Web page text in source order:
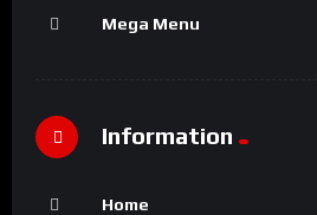
Mega Menu
Information
Home